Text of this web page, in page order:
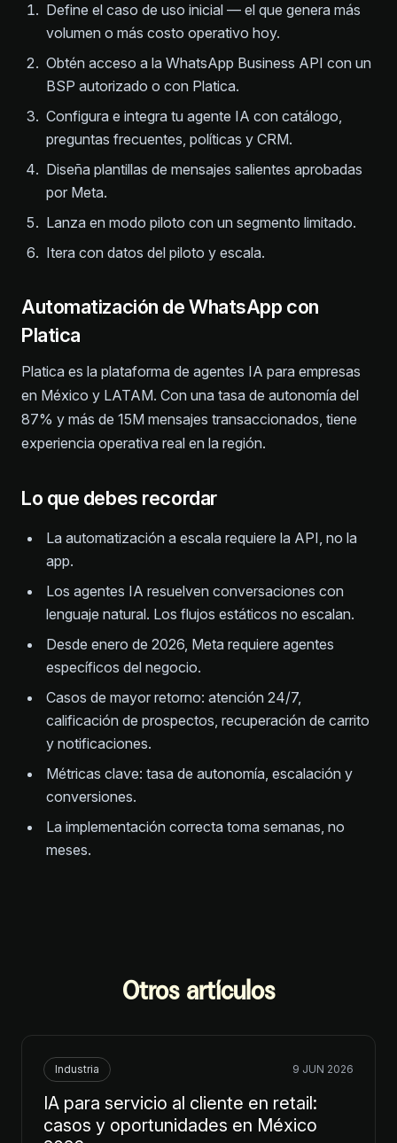
Define el caso de uso inicial — el que genera más
volumen o más costo operativo hoy.
Obtén acceso a la WhatsApp Business API con un
BSP autorizado o con Platica.
Configura e integra tu agente IA con catálogo,
preguntas frecuentes, políticas y CRM.
Diseña plantillas de mensajes salientes aprobadas
por Meta.
Lanza en modo piloto con un segmento limitado.
Itera con datos del piloto y escala.
Automatización de WhatsApp con
Platica
Platica es la plataforma de agentes IA para empresas
en México y LATAM. Con una tasa de autonomía del
87% y más de 15M mensajes transaccionados, tiene
experiencia operativa real en la región.
Lo que debes recordar
La automatización a escala requiere la API, no la
app.
Los agentes IA resuelven conversaciones con
lenguaje natural. Los flujos estáticos no escalan.
Desde enero de 2026, Meta requiere agentes
específicos del negocio.
Casos de mayor retorno: atención 24/7,
calificación de prospectos, recuperación de carrito
y notificaciones.
Métricas clave: tasa de autonomía, escalación y
conversiones.
La implementación correcta toma semanas, no
meses.
Otros artículos
Industria 9 JUN 2026
IA para servicio al cliente en retail:
casos y oportunidades en México